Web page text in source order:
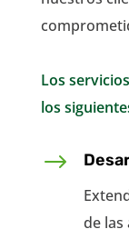
Los
los
$
de las